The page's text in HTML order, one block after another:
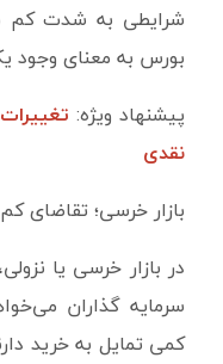
شرایطی به شدت کم
بورس به معنای وجود
پیشنهاد ویژه:
نقدی
بازار خرسی؛ تقاضای
در بازار خرسی یا
سرمایه گذاران
کمی تمایل به خرید